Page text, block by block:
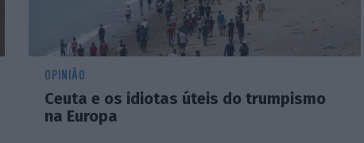
OPINIÃO
Ceuta e os idiotas úteis do trumpismo
na Europa